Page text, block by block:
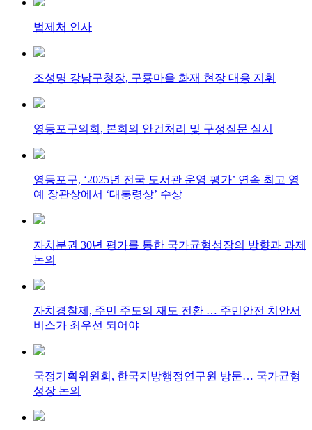
법제처 인사
조성명 강남구청장, 구룡마을 화재 현장 대응 지휘
영등포구의회, 본회의 안건처리 및 구정질문 실시
영등포구, ‘2025년 전국 도서관 운영 평가’ 연속 최고 영
예 장관상에서 ‘대통령상’ 수상
자치분권 30년 평가를 통한 국가균형성장의 방향과 과제
논의
자치경찰제, 주민 주도의 재도 전환 … 주민안전 치안서
비스가 최우선 되어야
국정기획위원회, 한국지방행정연구원 방문… 국가균형
성장 논의